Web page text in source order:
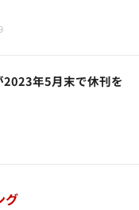
2023年5月末で休刊を
グ